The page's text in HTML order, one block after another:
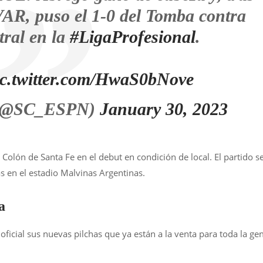
puso el 1-0 del Tomba contra
en la #LigaProfesional.
HwaS0bNove
January 30, 2023
de Santa Fe en el debut en condición de local. El partido
en el estadio Malvinas Argentinas.
sus nuevas pilchas que ya están a la venta para toda la